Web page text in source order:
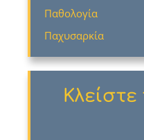
Παθολογία
Παχυσαρκία